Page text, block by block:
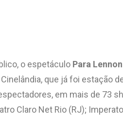
o espetáculo Para
Cinelândia, que já foi
em mais de 73
Claro Net Rio (RJ);